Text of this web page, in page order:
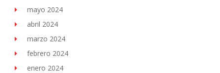
mayo 2024
abril 2024
marzo 2024
febrero 2024
enero 2024